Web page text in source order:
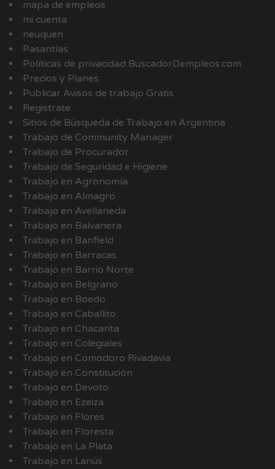
mapa de empleos
mi cuenta
neuquen
Pasantías
Políticas de privacidad BuscadorDempleos.com
Precios y Planes
Publicar Avisos de trabajo Gratis
Registrate
Sitios de Búsqueda de Trabajo en Argentina
Trabajo de Community Manager
Trabajo de Procurador
Trabajo de Seguridad e Higiene
Trabajo en Agronomía
Trabajo en Almagro
Trabajo en Avellaneda
Trabajo en Balvanera
Trabajo en Banfield
Trabajo en Barracas
Trabajo en Barrio Norte
Trabajo en Belgrano
Trabajo en Boedo
Trabajo en Caballito
Trabajo en Chacarita
Trabajo en Colegiales
Trabajo en Comodoro Rivadavia
Trabajo en Constitución
Trabajo en Devoto
Trabajo en Ezeiza
Trabajo en Flores
Trabajo en Floresta
Trabajo en La Plata
Trabajo en Lanús